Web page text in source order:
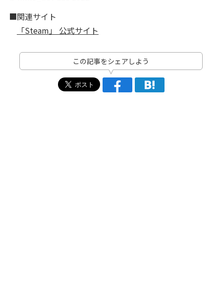
■関連サイト
「Steam」 公式サイト
この記事をシェアしよう